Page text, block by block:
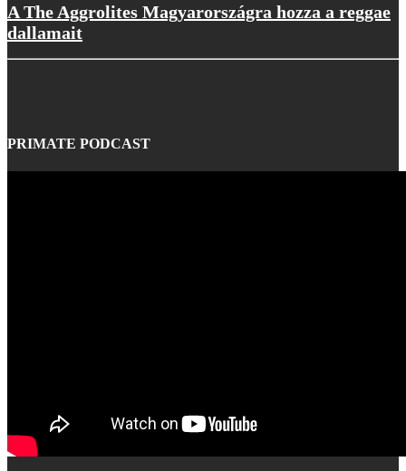
A The Aggrolites Magyarországra hozza a reggae
dallamait
PRIMATE PODCAST